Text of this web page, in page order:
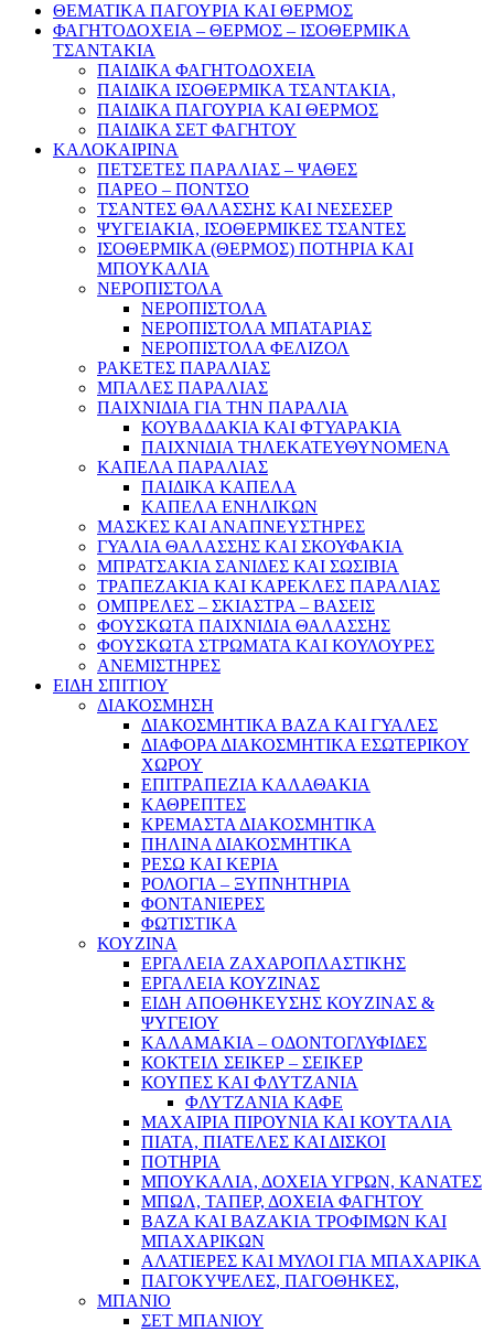
ΘΕΜΑΤΙΚΑ ΠΑΓΟΥΡΙΑ ΚΑΙ ΘΕΡΜΟΣ
ΦΑΓΗΤΟΔΟΧΕΙΑ – ΘΕΡΜΟΣ – ΙΣΟΘΕΡΜΙΚΑ
ΤΣΑΝΤΑΚΙΑ
ΠΑΙΔΙΚΑ ΦΑΓΗΤΟΔΟΧΕΙΑ
ΠΑΙΔΙΚΑ ΙΣΟΘΕΡΜΙΚΑ ΤΣΑΝΤΑΚΙΑ,
ΠΑΙΔΙΚΑ ΠΑΓΟΥΡΙΑ ΚΑΙ ΘΕΡΜΟΣ
ΠΑΙΔΙΚΑ ΣΕΤ ΦΑΓΗΤΟΥ
ΚΑΛΟΚΑΙΡΙΝΑ
ΠΕΤΣΕΤΕΣ ΠΑΡΑΛΙΑΣ – ΨΑΘΕΣ
ΠΑΡΕΟ – ΠΟΝΤΣΟ
ΤΣΑΝΤΕΣ ΘΑΛΑΣΣΗΣ ΚΑΙ ΝΕΣΕΣΕΡ
ΨΥΓΕΙΑΚΙΑ, ΙΣΟΘΕΡΜΙΚΕΣ ΤΣΑΝΤΕΣ
ΙΣΟΘΕΡΜΙΚΑ (ΘΕΡΜΟΣ) ΠΟΤΗΡΙΑ ΚΑΙ
ΜΠΟΥΚΑΛΙΑ
ΝΕΡΟΠΙΣΤΟΛΑ
ΝΕΡΟΠΙΣΤΟΛΑ
ΝΕΡΟΠΙΣΤΟΛΑ ΜΠΑΤΑΡΙΑΣ
ΝΕΡΟΠΙΣΤΟΛΑ ΦΕΛΙΖΟΛ
ΡΑΚΕΤΕΣ ΠΑΡΑΛΙΑΣ
ΜΠΑΛΕΣ ΠΑΡΑΛΙΑΣ
ΠΑΙΧΝΙΔΙΑ ΓΙΑ ΤΗΝ ΠΑΡΑΛΙΑ
ΚΟΥΒΑΔΑΚΙΑ ΚΑΙ ΦΤΥΑΡΑΚΙΑ
ΠΑΙΧΝΙΔΙΑ ΤΗΛΕΚΑΤΕΥΘΥΝΟΜΕΝΑ
ΚΑΠΕΛΑ ΠΑΡΑΛΙΑΣ
ΠΑΙΔΙΚΑ ΚΑΠΕΛΑ
ΚΑΠΕΛΑ ΕΝΗΛΙΚΩΝ
ΜΑΣΚΕΣ ΚΑΙ ΑΝΑΠΝΕΥΣΤΗΡΕΣ
ΓΥΑΛΙΑ ΘΑΛΑΣΣΗΣ ΚΑΙ ΣΚΟΥΦΑΚΙΑ
ΜΠΡΑΤΣΑΚΙΑ ΣΑΝΙΔΕΣ ΚΑΙ ΣΩΣΙΒΙΑ
ΤΡΑΠΕΖΑΚΙΑ ΚΑΙ ΚΑΡΕΚΛΕΣ ΠΑΡΑΛΙΑΣ
ΟΜΠΡΕΛΕΣ – ΣΚΙΑΣΤΡΑ – ΒΑΣΕΙΣ
ΦΟΥΣΚΩΤΑ ΠΑΙΧΝΙΔΙΑ ΘΑΛΑΣΣΗΣ
ΦΟΥΣΚΩΤΑ ΣΤΡΩΜΑΤΑ ΚΑΙ ΚΟΥΛΟΥΡΕΣ
ΑΝΕΜΙΣΤΗΡΕΣ
ΕΙΔΗ ΣΠΙΤΙΟΥ
ΔΙΑΚΟΣΜΗΣΗ
ΔΙΑΚΟΣΜΗΤΙΚΑ ΒΑΖΑ ΚΑΙ ΓΥΑΛΕΣ
ΔΙΑΦΟΡΑ ΔΙΑΚΟΣΜΗΤΙΚΑ ΕΣΩΤΕΡΙΚΟΥ
ΧΩΡΟΥ
ΕΠΙΤΡΑΠΕΖΙΑ ΚΑΛΑΘΑΚΙΑ
ΚΑΘΡΕΠΤΕΣ
ΚΡΕΜΑΣΤΑ ΔΙΑΚΟΣΜΗΤΙΚΑ
ΠΗΛΙΝΑ ΔΙΑΚΟΣΜΗΤΙΚΑ
ΡΕΣΩ ΚΑΙ ΚΕΡΙΑ
ΡΟΛΟΓΙΑ – ΞΥΠΝΗΤΗΡΙΑ
ΦΟΝΤΑΝΙΕΡΕΣ
ΦΩΤΙΣΤΙΚΑ
ΚΟΥΖΙΝΑ
ΕΡΓΑΛΕΙΑ ΖΑΧΑΡΟΠΛΑΣΤΙΚΗΣ
ΕΡΓΑΛΕΙΑ ΚΟΥΖΙΝΑΣ
ΕΙΔΗ ΑΠΟΘΗΚΕΥΣΗΣ ΚΟΥΖΙΝΑΣ &
ΨΥΓΕΙΟΥ
ΚΑΛΑΜΑΚΙΑ – ΟΔΟΝΤΟΓΛΥΦΙΔΕΣ
ΚΟΚΤΕΙΛ ΣΕΙΚΕΡ – ΣΕΙΚΕΡ
ΚΟΥΠΕΣ ΚΑΙ ΦΛΥΤΖΑΝΙΑ
ΦΛΥΤΖΑΝΙΑ ΚΑΦΕ
ΜΑΧΑΙΡΙΑ ΠΙΡΟΥΝΙΑ ΚΑΙ ΚΟΥΤΑΛΙΑ
ΠΙΑΤΑ, ΠΙΑΤΕΛΕΣ ΚΑΙ ΔΙΣΚΟΙ
ΠΟΤΗΡΙΑ
ΜΠΟΥΚΑΛΙΑ, ΔΟΧΕΙΑ ΥΓΡΩΝ, ΚΑΝΑΤΕΣ
ΜΠΩΛ, ΤΑΠΕΡ, ΔΟΧΕΙΑ ΦΑΓΗΤΟΥ
ΒΑΖΑ ΚΑΙ ΒΑΖΑΚΙΑ ΤΡΟΦΙΜΩΝ ΚΑΙ
ΜΠΑΧΑΡΙΚΩΝ
ΑΛΑΤΙΕΡΕΣ ΚΑΙ ΜΥΛΟΙ ΓΙΑ ΜΠΑΧΑΡΙΚΑ
ΠΑΓΟΚΥΨΕΛΕΣ, ΠΑΓΟΘΗΚΕΣ,
ΜΠΑΝΙΟ
ΣΕΤ ΜΠΑΝΙΟΥ